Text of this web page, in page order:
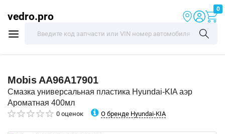
vedro.pro
0
Mobis AA96A17901
Смазка универсальная пластика Hyundai-KIA аэр
Ароматная 400мл
0 оценок О бренде Hyundai-KIA